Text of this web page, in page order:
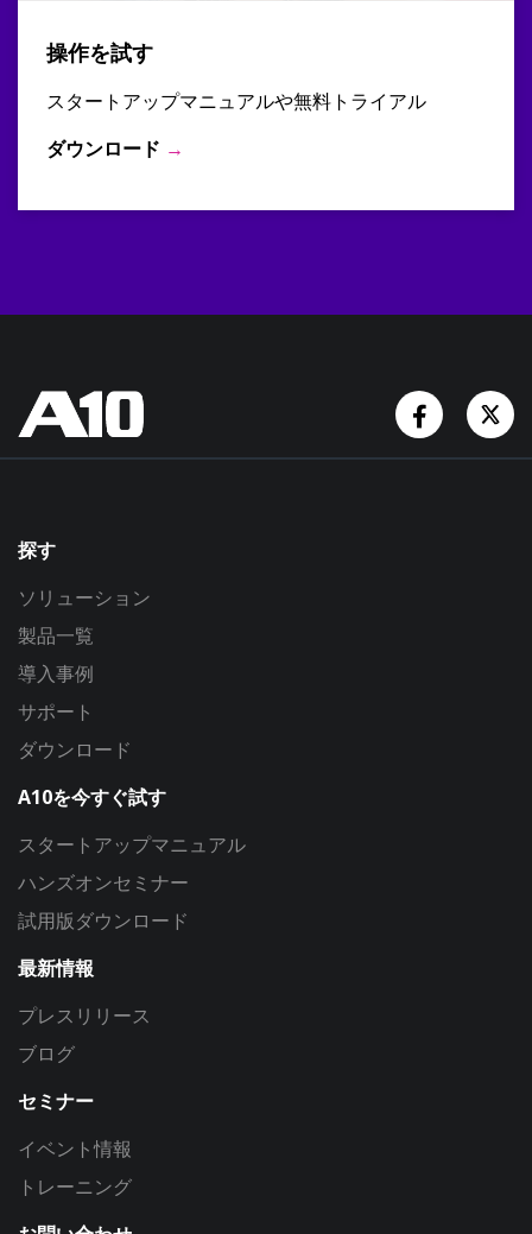
操作を試す
スタートアップマニュアルや無料トライアル
ダウンロード →
探す
ソリューション
製品一覧
導入事例
サポート
ダウンロード
A10を今すぐ試す
スタートアップマニュアル
ハンズオンセミナー
試用版ダウンロード
最新情報
プレスリリース
ブログ
セミナー
イベント情報
トレーニング